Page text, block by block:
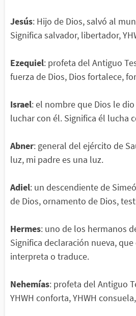
Jesús: Hijo de Dios, salvó al
Significa salvador, libertador,
Ezequiel: profeta del Antiguo
fuerza de Dios, Dios fortalece,
Israel: el nombre que Dios le
luchar con él. Significa él lucha
Abner: general del ejército de
luz, mi padre es una luz.
Adiel: un descendiente de
de Dios, ornamento de Dios,
Hermes: uno de los hermanos
Significa declaración nueva,
interpreta o traduce.
Nehemías: profeta del Antiguo
YHWH conforta, YHWH